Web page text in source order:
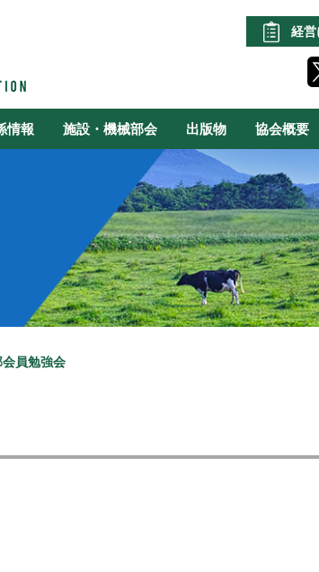
経営
情報 施設・機械部会 出版物 協会概要
員勉強会